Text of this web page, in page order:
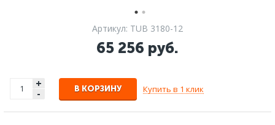
Артикул: TUB 3180-12
65 256 руб.
+
- В КОРЗИНУ Купить в 1 клик